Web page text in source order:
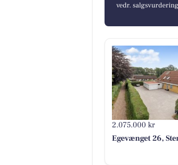
vedr.
2.075.000 kr
Egevænget 26,